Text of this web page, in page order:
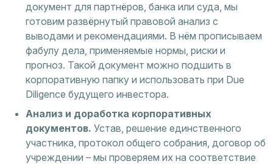
документ для партнёров, банка или суда, мы
готовим развёрнутый правовой анализ с
выводами и рекомендациями. В нём прописываем
фабулу дела, применяемые нормы, риски и
прогноз. Такой документ можно подшить в
корпоративную папку и использовать при Due
Diligence будущего инвестора.
Анализ и доработка корпоративных
документов. Устав, решение единственного
участника, протокол общего собрания, договор об
учреждении – мы проверяем их на соответствие